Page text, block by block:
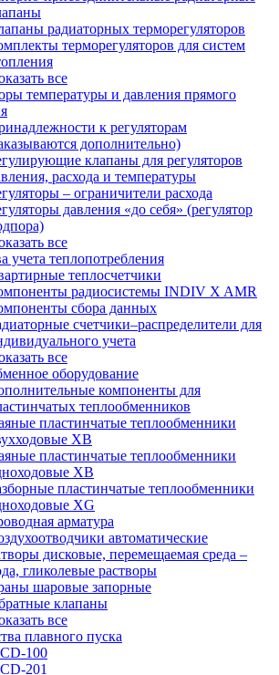
радиаторных терморегуляторов
терморегуляторов для систем
все
температуры и давления прямого
к регуляторам
дополнительно)
клапаны для регуляторов
расхода и температуры
– ограничители расхода
давления «до себя» (регулятор
все
учета теплопотребления
теплосчетчики
радиосистемы INDIV X AMR
сбора данных
счетчики–распределители для
учета
все
оборудование
компоненты для
теплообменников
пластинчатые теплообменники
XB
пластинчатые теплообменники
ХВ
пластинчатые теплообменники
ХG
арматура
автоматические
дисковые, перемещаемая среда –
гликолевые растворы
шаровые запорные
клапаны
все
плавного пуска
100
201